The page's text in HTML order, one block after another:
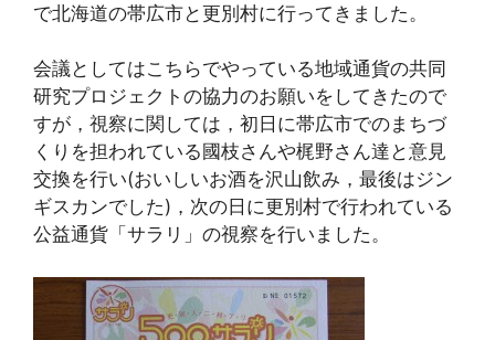
で北海道の帯広市と更別村に行ってきました。
会議としてはこちらでやっている地域通貨の共同
研究プロジェクトの協力のお願いをしてきたので
すが，視察に関しては，初日に帯広市でのまちづ
くりを担われている國枝さんや梶野さん達と意見
交換を行い(おいしいお酒を沢山飲み，最後はジン
ギスカンでした)，次の日に更別村で行われている
公益通貨「サラリ」の視察を行いました。